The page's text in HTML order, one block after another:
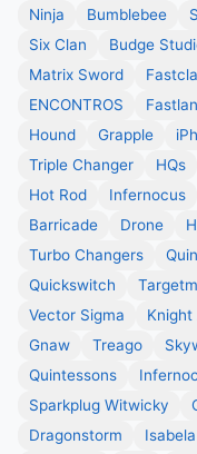
Ninja Bumblebee
Six Clan
Budge
Matrix Sword
ENCONTROS
Hound
Grapple
Triple Changer
HQs
Hot Rod
Infernocus
Barricade
Drone
Turbo Changers
Quickswitch
Vector Sigma
Knight
Gnaw
Treago
Quintessons
Sparkplug Witwicky
Dragonstorm